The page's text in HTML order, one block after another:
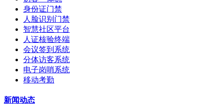
身份证门禁
人脸识别门禁
智慧社区平台
人证核验终端
会议签到系统
分体访客系统
电子岗哨系统
移动考勤
新闻动态